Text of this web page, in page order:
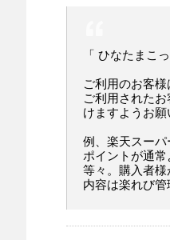
「 ひなたまこ
ご利用のお客
ご利用された
けますようお願
例、楽天スーパ
ポイントが通
等々。購入者
内容は楽れび管